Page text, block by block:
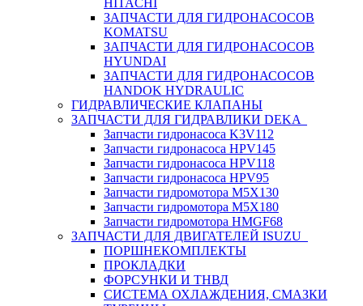
HITACHI
ЗАПЧАСТИ ДЛЯ ГИДРОНАСОСОВ
KOMATSU
ЗАПЧАСТИ ДЛЯ ГИДРОНАСОСОВ
HYUNDAI
ЗАПЧАСТИ ДЛЯ ГИДРОНАСОСОВ
HANDOK HYDRAULIC
ГИДРАВЛИЧЕСКИЕ КЛАПАНЫ
ЗАПЧАСТИ ДЛЯ ГИДРАВЛИКИ DEKA
Запчасти гидронасоса K3V112
Запчасти гидронасоса HPV145
Запчасти гидронасоса HPV118
Запчасти гидронасоса HPV95
Запчасти гидромотора M5X130
Запчасти гидромотора M5X180
Запчасти гидромотора HMGF68
ЗАПЧАСТИ ДЛЯ ДВИГАТЕЛЕЙ ISUZU
ПОРШНЕКОМПЛЕКТЫ
ПРОКЛАДКИ
ФОРСУНКИ И ТНВД
СИСТЕМА ОХЛАЖДЕНИЯ, СМАЗКИ